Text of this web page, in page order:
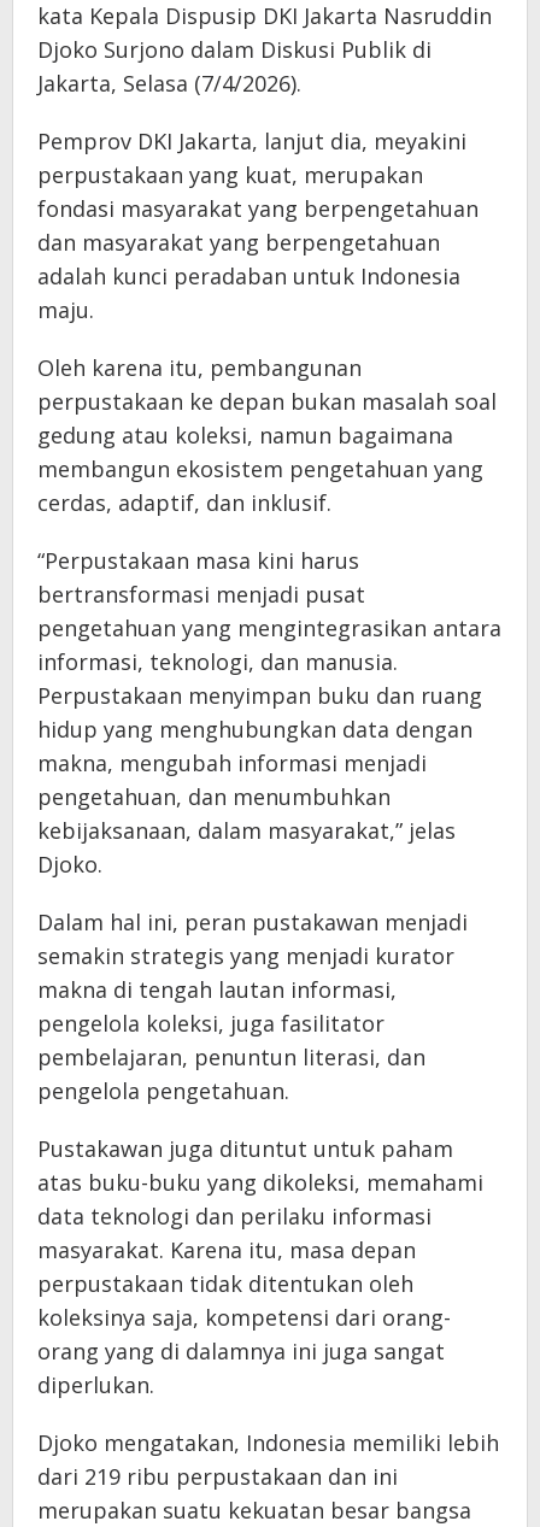
kata Kepala Dispusip DKI Jakarta Nasruddin
Djoko Surjono dalam Diskusi Publik di
Jakarta, Selasa (7/4/2026).
Pemprov DKI Jakarta, lanjut dia, meyakini
perpustakaan yang kuat, merupakan
fondasi masyarakat yang berpengetahuan
dan masyarakat yang berpengetahuan
adalah kunci peradaban untuk Indonesia
maju.
Oleh karena itu, pembangunan
perpustakaan ke depan bukan masalah soal
gedung atau koleksi, namun bagaimana
membangun ekosistem pengetahuan yang
cerdas, adaptif, dan inklusif.
“Perpustakaan masa kini harus
bertransformasi menjadi pusat
pengetahuan yang mengintegrasikan antara
informasi, teknologi, dan manusia.
Perpustakaan menyimpan buku dan ruang
hidup yang menghubungkan data dengan
makna, mengubah informasi menjadi
pengetahuan, dan menumbuhkan
kebijaksanaan, dalam masyarakat,” jelas
Djoko.
Dalam hal ini, peran pustakawan menjadi
semakin strategis yang menjadi kurator
makna di tengah lautan informasi,
pengelola koleksi, juga fasilitator
pembelajaran, penuntun literasi, dan
pengelola pengetahuan.
Pustakawan juga dituntut untuk paham
atas buku-buku yang dikoleksi, memahami
data teknologi dan perilaku informasi
masyarakat. Karena itu, masa depan
perpustakaan tidak ditentukan oleh
koleksinya saja, kompetensi dari orang-
orang yang di dalamnya ini juga sangat
diperlukan.
Djoko mengatakan, Indonesia memiliki lebih
dari 219 ribu perpustakaan dan ini
merupakan suatu kekuatan besar bangsa